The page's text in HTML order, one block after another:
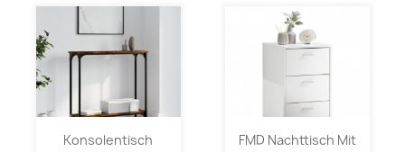
Konsolentisch
FMD Nachttisch Mit